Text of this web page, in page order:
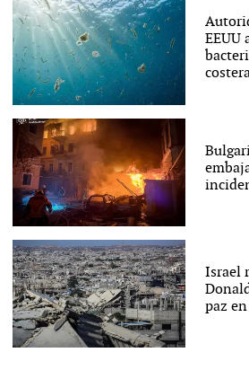
EEUU
Israel
paz